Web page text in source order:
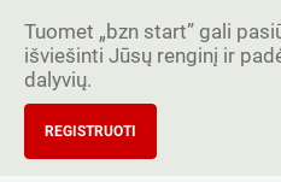
Tuomet „bzn start” gali
išviešinti Jūsų renginį ir
dalyvių.
REGISTRUOTI